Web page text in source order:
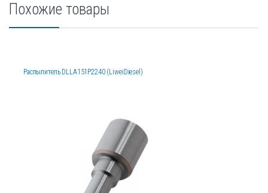
Похожие товары
Распылитель DLLA151P2240 (LiweiDiesel)